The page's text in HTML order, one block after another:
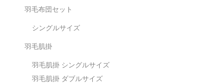
羽毛布団セット
シングルサイズ
羽毛肌掛
羽毛肌掛 シングルサイズ
羽毛肌掛 ダブルサイズ